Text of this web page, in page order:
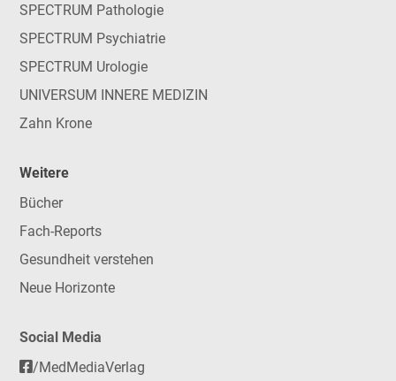
SPECTRUM Pathologie
SPECTRUM Psychiatrie
SPECTRUM Urologie
UNIVERSUM INNERE MEDIZIN
Zahn Krone
Weitere
Bücher
Fach-Reports
Gesundheit verstehen
Neue Horizonte
Social Media
/MedMediaVerlag